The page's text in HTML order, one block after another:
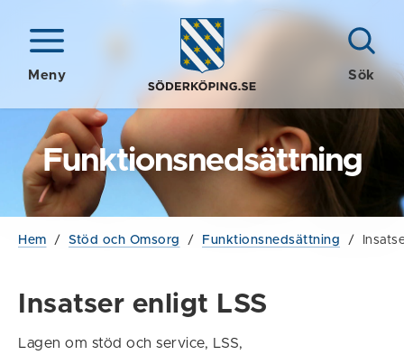
Meny Sök
Funktionsnedsättning
Hem / Stöd och Omsorg / Funktionsnedsättning /
Insatser enligt LSS
Lagen om stöd och service, LSS,